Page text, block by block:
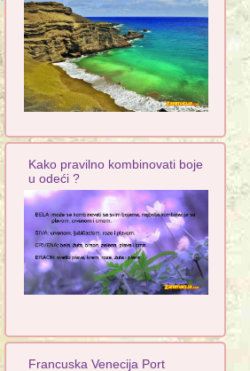
Kako pravilno kombinovati boje
u odeći ?
Francuska Venecija Port